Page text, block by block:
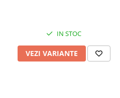
IN STOC
VEZI VARIANTE